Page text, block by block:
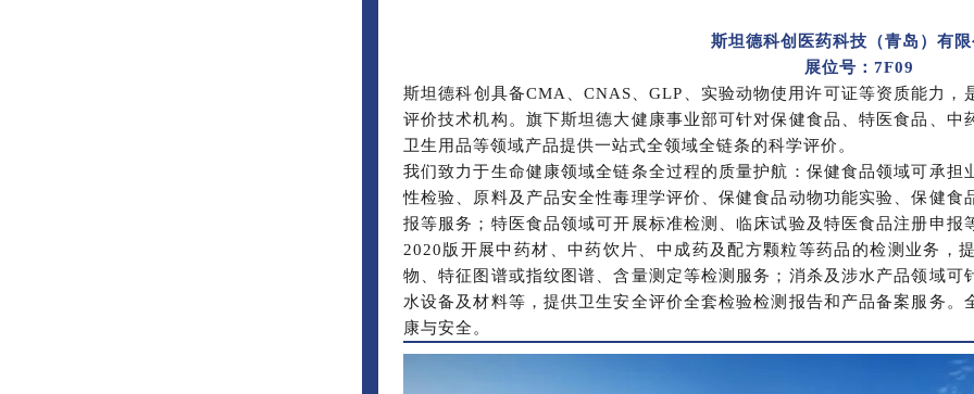
斯坦德科创医药科技（青岛）有
展位号：7F09
斯坦德科创具备CMA、CNAS、GLP、实验动物使用许可证等资质能力
评价技术机构。旗下斯坦德大健康事业部可针对保健食品、特医食品、
卫生用品等领域产品提供一站式全领域全链条的科学评价。
我们致力于生命健康领域全链条全过程的质量护航：保健食品领域可承
性检验、原料及产品安全性毒理学评价、保健食品动物功能实验、保健
报等服务；特医食品领域可开展标准检测、临床试验及特医食品注册申
2020版开展中药材、中药饮片、中成药及配方颗粒等药品的检测业务，
物、特征图谱或指纹图谱、含量测定等检测服务；消杀及涉水产品领域
水设备及材料等，提供卫生安全评价全套检验检测报告和产品备案服务
康与安全。